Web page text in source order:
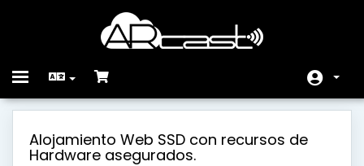
Toggle
חנות
Alojamiento Web SSD con recursos de
Hardware asegurados.